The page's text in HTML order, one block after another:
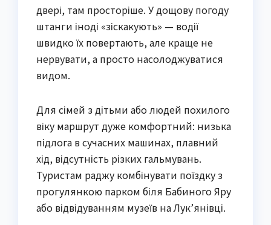
двері, там просторіше. У дощову погоду
штанги іноді «зіскакують» — водії
швидко їх повертають, але краще не
нервувати, а просто насолоджуватися
видом.
Для сімей з дітьми або людей похилого
віку маршрут дуже комфортний: низька
підлога в сучасних машинах, плавний
хід, відсутність різких гальмувань.
Туристам раджу комбінувати поїздку з
прогулянкою парком біля Бабиного Яру
або відвідуванням музеїв на Лук’янівці.